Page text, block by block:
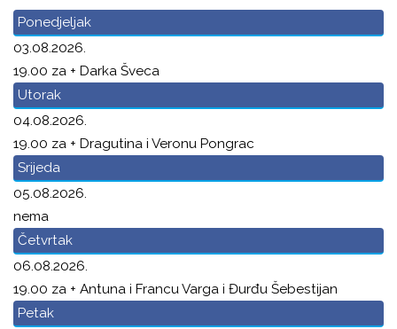
Ponedjeljak
03.08.2026.
19.00 za + Darka Šveca
Utorak
04.08.2026.
19.00 za + Dragutina i Veronu Pongrac
Srijeda
05.08.2026.
nema
Četvrtak
06.08.2026.
19.00 za + Antuna i Francu Varga i Đurđu Šebestijan
Petak